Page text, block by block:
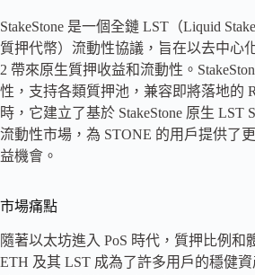
StakeStone 是一個全鏈 LST（Liquid
質押代幣）流動性協議，旨在以去中心
2 帶來原生質押收益和流動性。
性，支持各類質押池，兼容即將落地的
時，它建立了基於 StakeStone 原生 LST
流動性市場，為 STONE 的用戶提供了
益機會。
市場痛點
隨著以太坊進入 PoS 時代，質押比例和
ETH 及其 LST 成為了許多用戶的穩健